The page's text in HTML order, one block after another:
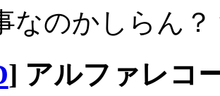
なのかしらん？
] アルファレコ